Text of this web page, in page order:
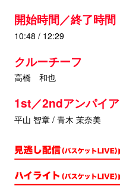
開始時間／終了時間
10:48 / 12:29
クルーチーフ
高橋 和也
1st／2ndアンパイア
平山 智章 / 青木 茉奈美